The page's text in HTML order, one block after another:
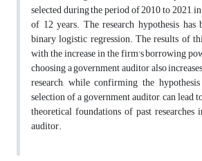
selected during the period of 2010 to 2021,
of 12 years. The research hypothesis has
binary logistic regression. The results of
with the increase in the firm's borrowing
choosing a government auditor also
research, while confirming the
selection of a government auditor, can lead
theoretical foundations of past
auditor.